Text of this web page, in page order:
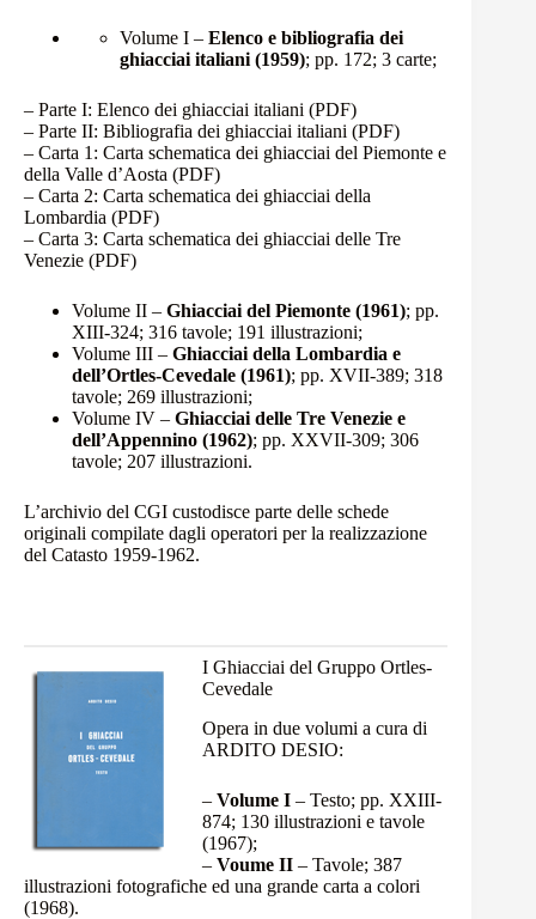
Volume I – Elenco e bibliografia dei
ghiacciai italiani (1959); pp. 172; 3 carte;
– Parte I: Elenco dei ghiacciai italiani (PDF)
– Parte II: Bibliografia dei ghiacciai italiani (PDF)
– Carta 1: Carta schematica dei ghiacciai del Piemonte e
della Valle d’Aosta (PDF)
– Carta 2: Carta schematica dei ghiacciai della
Lombardia (PDF)
– Carta 3: Carta schematica dei ghiacciai delle Tre
Venezie (PDF)
Volume II – Ghiacciai del Piemonte (1961); pp.
XIII-324; 316 tavole; 191 illustrazioni;
Volume III – Ghiacciai della Lombardia e
dell’Ortles-Cevedale (1961); pp. XVII-389; 318
tavole; 269 illustrazioni;
Volume IV – Ghiacciai delle Tre Venezie e
dell’Appennino (1962); pp. XXVII-309; 306
tavole; 207 illustrazioni.
L’archivio del CGI custodisce parte delle schede
originali compilate dagli operatori per la realizzazione
del Catasto 1959-1962.
I Ghiacciai del Gruppo Ortles-
Cevedale
Opera in due volumi a cura di
ARDITO DESIO:
– Volume I – Testo; pp. XXIII-
874; 130 illustrazioni e tavole
(1967);
– Voume II – Tavole; 387
illustrazioni fotografiche ed una grande carta a colori
(1968).